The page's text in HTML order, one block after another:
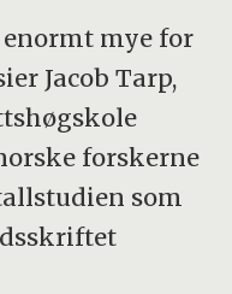
mye for
Jacob Tarp,
forskerne
som